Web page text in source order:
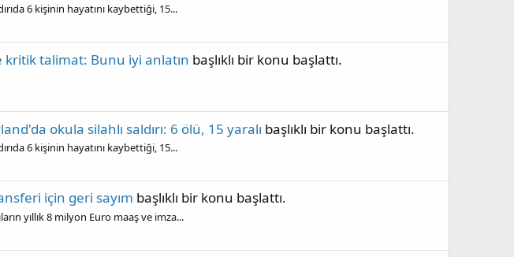
6 kişinin hayatını kaybettiği, 15...
kritik talimat: Bunu iyi anlatın başlıklı bir konu başlattı.
okula silahlı saldırı: 6 ölü, 15 yaralı başlıklı bir konu başlattı.
6 kişinin hayatını kaybettiği, 15...
için geri sayım başlıklı bir konu başlattı.
yıllık 8 milyon Euro maaş ve imza...